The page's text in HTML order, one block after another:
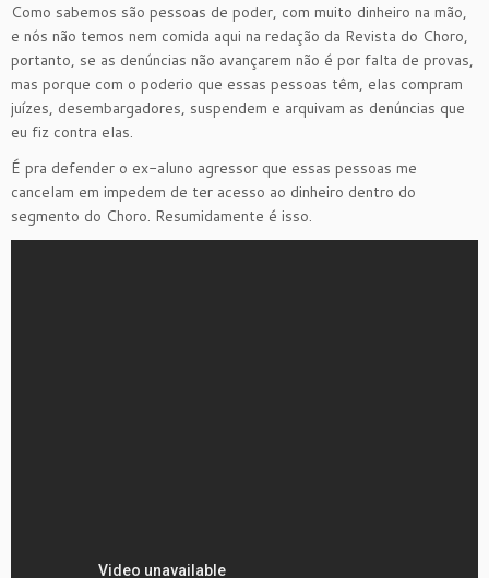
Como sabemos são pessoas de poder, com muito dinheiro na mão,
e nós não temos nem comida aqui na redação da Revista do Choro,
portanto, se as denúncias não avançarem não é por falta de provas,
mas porque com o poderio que essas pessoas têm, elas compram
juízes, desembargadores, suspendem e arquivam as denúncias que
eu fiz contra elas.
É pra defender o ex-aluno agressor que essas pessoas me
cancelam em impedem de ter acesso ao dinheiro dentro do
segmento do Choro. Resumidamente é isso.